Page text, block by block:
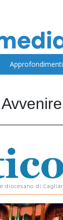
Approfondimenti